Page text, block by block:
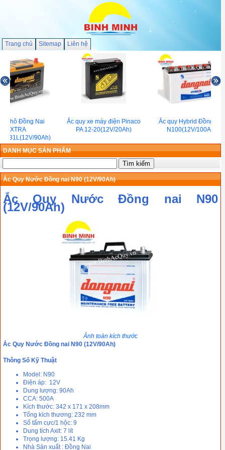
Trang chủ Sitemap Liên hệ
khô Đồng Nai
EXTRA
90Ah)
Ắc quy xe máy điện Pinaco
PA 12-20(12V/20Ah)
Ắc quy Hybrid Đồng Nai
N100(12V/100Ah)
DANH MỤC SẢN PHẨM
Ắc Quy Nước Đồng nai N90 (12V/90Ah)
Ắc Quy Nước Đồng nai N90
(12V/90Ah)
Ảnh toàn kích thước
Ắc Quy Nước Đồng nai N90 (12V/90Ah)
Thông Số Kỹ Thuật
Model: N90
Điện áp: 12V
Dung lượng: 90Ah
CCA: 500A
Kích thước: 342 x 171 x 208mm
Tổng kích thương: 232 mm
Số tấm cực/1 hộc: 9
Dung tích Axit: 7 lít
Trọng lượng: 15.41 Kg
Nhà Sản xuất : Đồng Nai